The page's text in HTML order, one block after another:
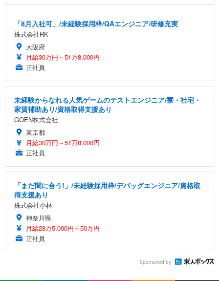
「8月入社可」/未経験採用枠/QAエンジニア/研修充実
株式会社RK
大阪府
月給30万円～51万8,000円
正社員
未経験からなれる人気ゲームのテストエンジニア/寮・社宅・
家賃補助あり/資格取得支援あり
GOEN株式会社
東京都
月給30万円～51万8,000円
正社員
「まだ間に合う!」/未経験採用枠/デバッグエンジニア/資格取
得支援あり
株式会社小林
神奈川県
月給28万5,000円～50万円
正社員
Sponsored by